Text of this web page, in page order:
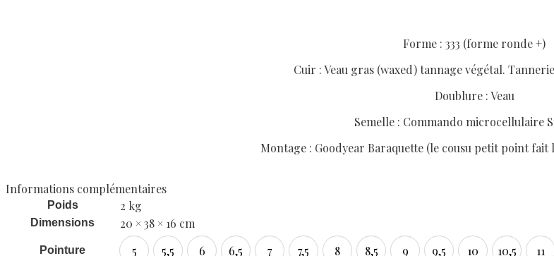
Forme : 333 (forme ronde +)
Cuir : Veau gras (waxed) tannage végétal.
Doublure : Veau
Semelle : Commando microcellulaire
Montage : Goodyear Baraquette (le cousu petit point
Informations complémentaires
Poids 2 kg
Dimensions 20 × 38 × 16 cm
Pointure 5 5,5 6 6,5 7 7,5 8 8,5 9 9,5 10 10,5 11